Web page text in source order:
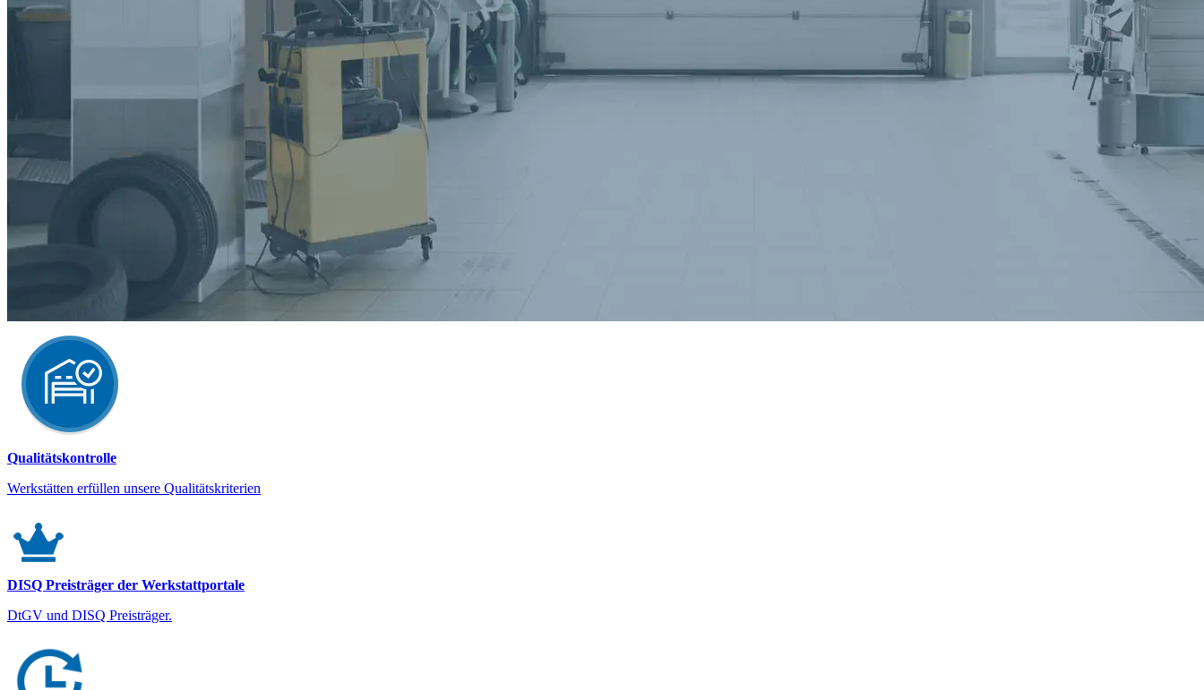
Qualitätskontrolle
Werkstätten erfüllen unsere Qualitätskriterien
DISQ Preisträger der Werkstattportale
DtGV und DISQ Preisträger.